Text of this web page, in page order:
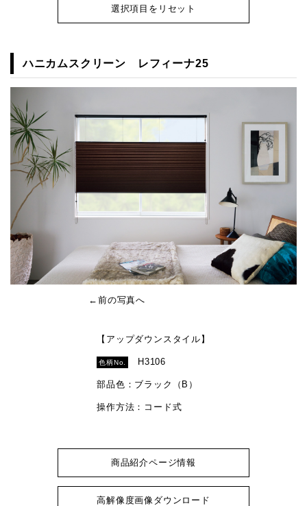
選択項目をリセット
ハニカムスクリーン レフィーナ25
←前の写真へ
【アップダウンスタイル】
色柄No. H3106
部品色：ブラック（B）
操作方法：コード式
商品紹介ページ情報
高解像度画像ダウンロード